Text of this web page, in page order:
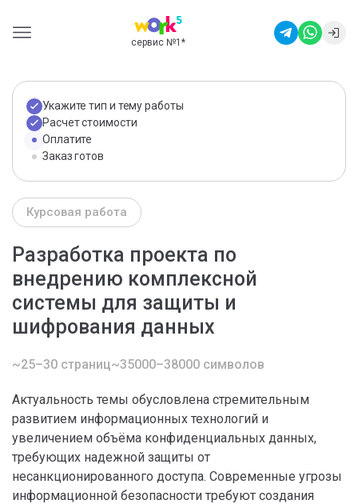
сервис №1 *
Укажите тип и тему работы
Расчет стоимости
Оплатите
Заказ готов
Курсовая работа
Разработка проекта по
внедрению комплексной
системы для защиты и
шифрования данных
~25–30 страниц~35000–38000 символов
Актуальность темы обусловлена стремительным
развитием информационных технологий и
увеличением объёма конфиденциальных данных,
требующих надежной защиты от
несанкционированного доступа. Современные угрозы
информационной безопасности требуют создания